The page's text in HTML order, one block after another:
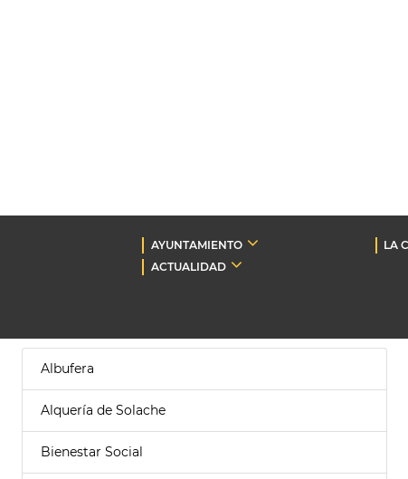
AYUNTAMIENTO LA
ACTUALIDAD
Albufera
Alquería de Solache
Bienestar Social